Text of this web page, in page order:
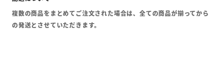
複数の商品をまとめてご注文された場合は、全ての商品が揃ってから
の発送とさせていただきます。